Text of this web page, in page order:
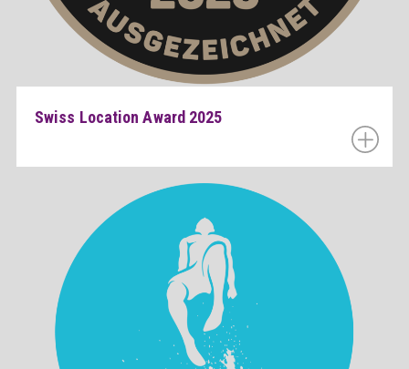
Swiss Location Award 2025